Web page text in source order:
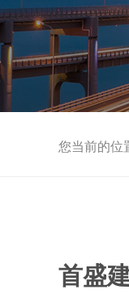
您当前的位
首盛